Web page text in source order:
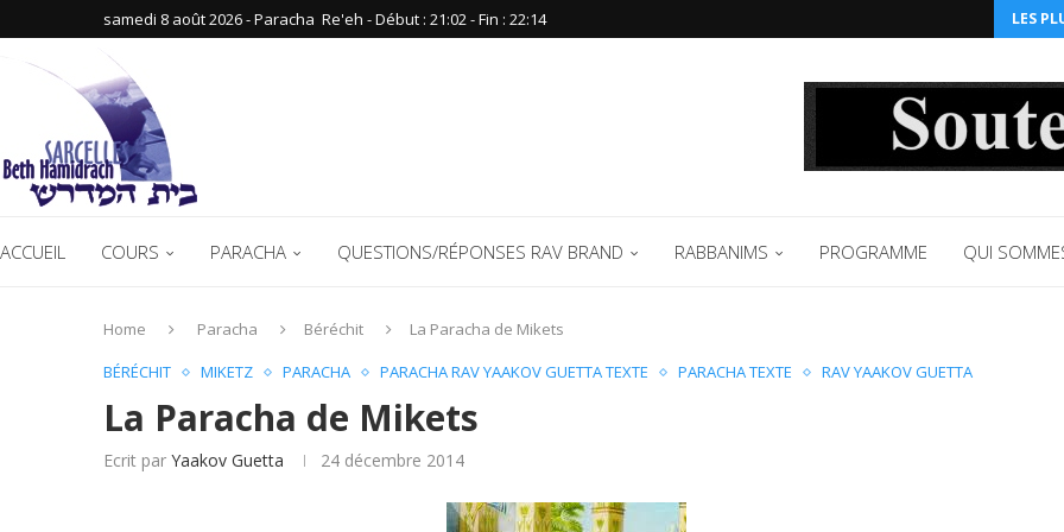
samedi 8 août 2026 - Paracha ‪ Re'eh‬ - Début : 21:02‬ - Fin : ‪22:14‬ LES
ACCUEIL COURS PARACHA QUESTIONS/RÉPONSES RAV BRAND RABBANIMS PROGRAMME QUI
Home Paracha Béréchit
La Paracha de Mikets
BÉRÉCHIT
MIKETZ PARACHA PARACHA RAV YAAKOV GUETTA TEXTE PARACHA TEXTE RAV YAAKOV GUETTA
La Paracha de Mikets
Ecrit par Yaakov Guetta 24 décembre 2014